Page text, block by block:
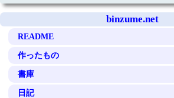
binzume.net
README
作ったもの
書庫
日記